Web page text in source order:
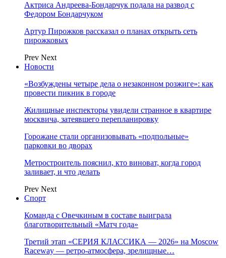
Актриса Андреева-Бондарчук подала на развод с
Федором Бондарчуком
Артур Пирожков рассказал о планах открыть сеть
пирожковых
Prev Next
Новости
«Возбуждены четыре дела о незаконном розжиге»: как
провести пикник в городе
Жилищные инспекторы увидели странное в квартире
москвича, затеявшего перепланировку
Горожане стали организовывать «подпольные»
парковки во дворах
Метростроитель пояснил, кто виноват, когда город
заливает, и что делать
Prev Next
Спорт
Команда с Овечкиным в составе выиграла
благотворительный «Матч года»
Третий этап «СЕРИЯ КЛАССИКА — 2026» на Moscow
Raceway — ретро‑атмосфера, зрелищные…